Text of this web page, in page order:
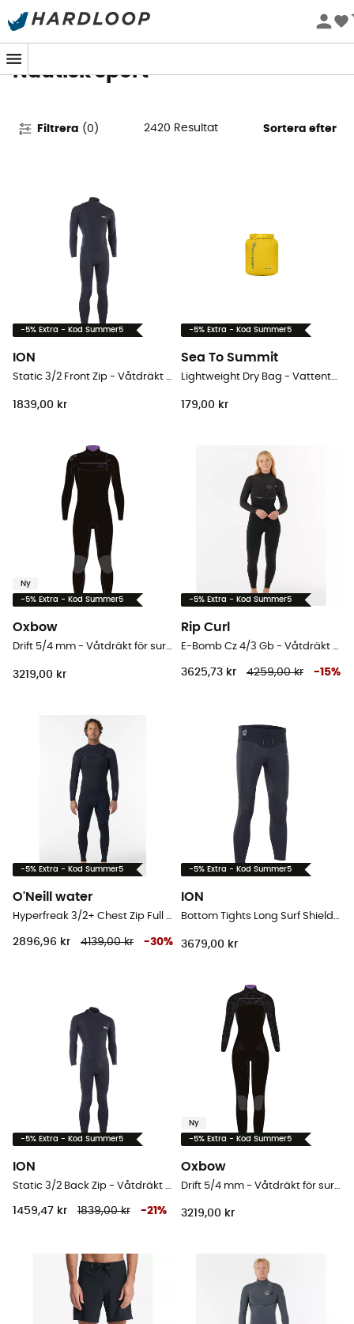
Sommarerbjudanden 🔥 -5 % EXTRA vid köp av 2 produkter*
Nautisk sport
Filtrera (0 ) 2420 Resultat Sortera efter
-5% Extra - Kod Summer5
ION
Static 3/2 Front Zip - Våtdräkt för surfing - Herr
1839,00 kr
-5% Extra - Kod Summer5
Sea To Summit
Lightweight Dry Bag - Vattentät väska
179,00 kr
Ny
-5% Extra - Kod Summer5
Oxbow
Drift 5/4 mm - Våtdräkt för surfing - Herr
3219,00 kr
-5% Extra - Kod Summer5
Rip Curl
E-Bomb Cz 4/3 Gb - Våtdräkt för surfing - Dam
3625,73 kr 4259,00 kr -15%
-5% Extra - Kod Summer5
O'Neill water
Hyperfreak 3/2+ Chest Zip Full - Våtdräkt för surfing - Herr
2896,96 kr 4139,00 kr -30%
-5% Extra - Kod Summer5
ION
Bottom Tights Long Surf Shield - Neoprenbyxor
3679,00 kr
-5% Extra - Kod Summer5
ION
Static 3/2 Back Zip - Våtdräkt för surfing - Herr
1459,47 kr 1839,00 kr -21 %
Ny
-5% Extra - Kod Summer5
Oxbow
Drift 5/4 mm - Våtdräkt för surfing - Dam
3219,00 kr